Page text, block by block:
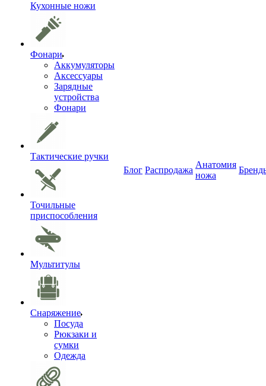
Кухонные ножи
Фонари
Аккумуляторы
Аксессуары
Зарядные
устройства
Фонари
Тактические ручки
Точильные
приспособления
Мультитулы
Снаряжение
Посуда
Рюкзаки и
сумки
Одежда
Блог Распродажа
Анатомия
ножа